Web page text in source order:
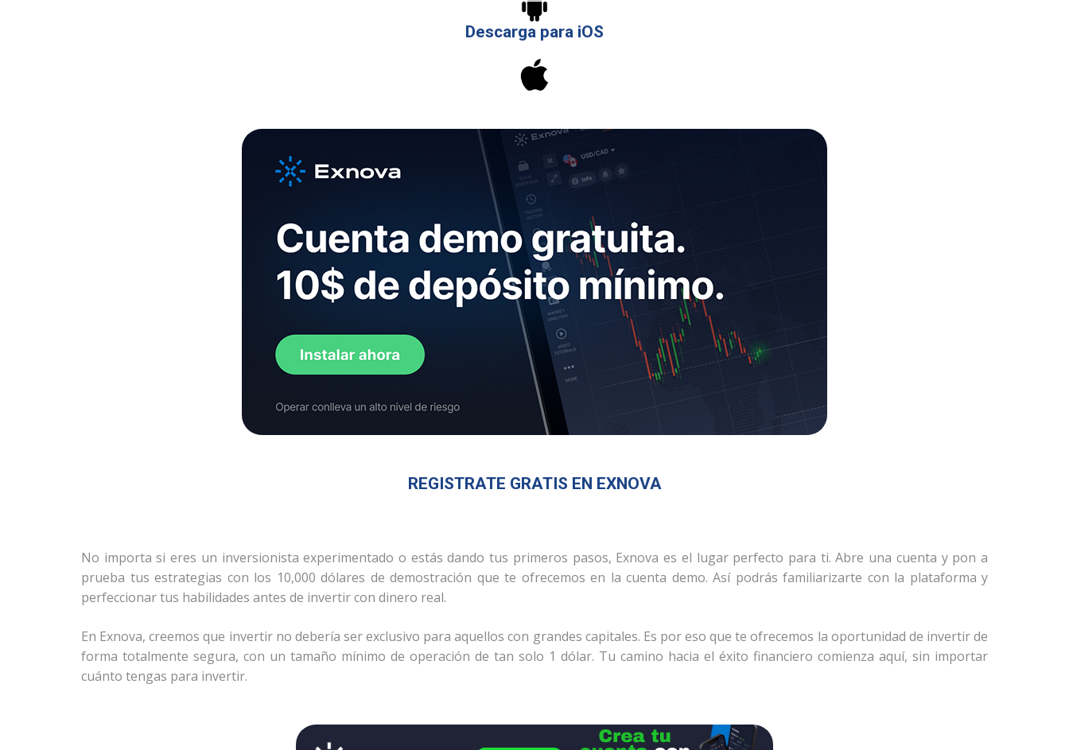
Descarga para iOS
REGISTRATE GRATIS EN EXNOVA
No importa si eres un inversionista experimentado o estás dando tus primeros pasos, Exnova es el lugar perfecto para ti. Abre una cuenta y pon a
prueba tus estrategias con los 10,000 dólares de demostración que te ofrecemos en la cuenta demo. Así podrás familiarizarte con la plataforma y
perfeccionar tus habilidades antes de invertir con dinero real.
En Exnova, creemos que invertir no debería ser exclusivo para aquellos con grandes capitales. Es por eso que te ofrecemos la oportunidad de invertir de
forma totalmente segura, con un tamaño mínimo de operación de tan solo 1 dólar. Tu camino hacia el éxito financiero comienza aquí, sin importar
cuánto tengas para invertir.